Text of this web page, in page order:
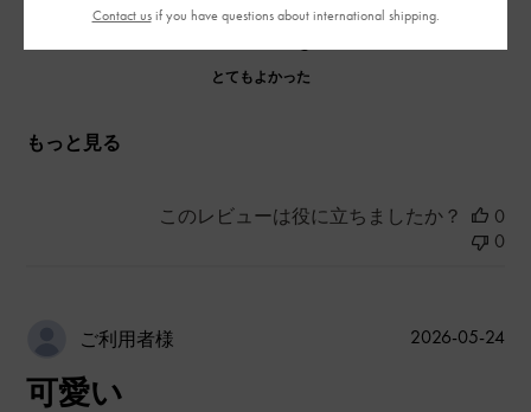
品質
とてもよかった
もっと見る
このレビューは役に立ちましたか？
0
0
ご利用者様
可愛い
公
2026-05-24
Contact usif you have questions about international shipping.